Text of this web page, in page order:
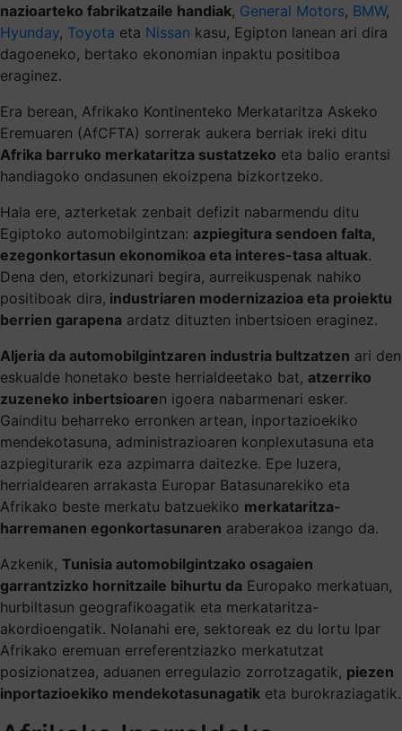
nazioarteko fabrikatzaile handiak, General Motors, BMW,
Hyunday, Toyota eta Nissan kasu, Egipton lanean ari dira
dagoeneko, bertako ekonomian inpaktu positiboa
eraginez.
Era berean, Afrikako Kontinenteko Merkataritza Askeko
Eremuaren (AfCFTA) sorrerak aukera berriak ireki ditu
Afrika barruko merkataritza sustatzeko eta balio erantsi
handiagoko ondasunen ekoizpena bizkortzeko.
Hala ere, azterketak zenbait defizit nabarmendu ditu
Egiptoko automobilgintzan: azpiegitura sendoen falta,
ezegonkortasun ekonomikoa eta interes-tasa altuak.
Dena den, etorkizunari begira, aurreikuspenak nahiko
positiboak dira, industriaren modernizazioa eta proiektu
berrien garapena ardatz dituzten inbertsioen eraginez.
Aljeria da automobilgintzaren industria bultzatzen ari den
eskualde honetako beste herrialdeetako bat, atzerriko
zuzeneko inbertsioaren igoera nabarmenari esker.
Gainditu beharreko erronken artean, inportazioekiko
mendekotasuna, administrazioaren konplexutasuna eta
azpiegiturarik eza azpimarra daitezke. Epe luzera,
herrialdearen arrakasta Europar Batasunarekiko eta
Afrikako beste merkatu batzuekiko merkataritza-
harremanen egonkortasunaren araberakoa izango da.
Azkenik, Tunisia automobilgintzako osagaien
garrantzizko hornitzaile bihurtu da Europako merkatuan,
hurbiltasun geografikoagatik eta merkataritza-
akordioengatik. Nolanahi ere, sektoreak ez du lortu Ipar
Afrikako eremuan erreferentziazko merkatutzat
posizionatzea, aduanen erregulazio zorrotzagatik, piezen
inportazioekiko mendekotasunagatik eta burokraziagatik.